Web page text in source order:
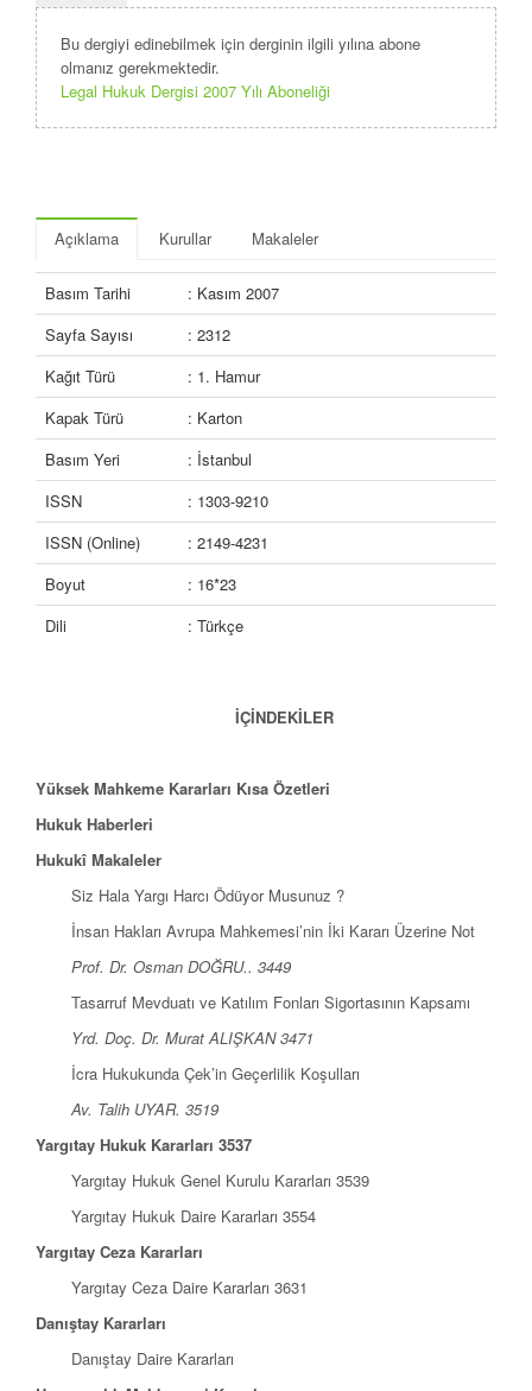
Bu dergiyi edinebilmek için derginin ilgili yılına abone
olmanız gerekmektedir.
Legal Hukuk Dergisi 2007 Yılı Aboneliği
Açıklama Kurullar Makaleler
Basım Tarihi
: Kasım 2007
Sayfa Sayısı
: 2312
Kağıt Türü
: 1. Hamur
Kapak Türü
: Karton
Basım Yeri
: İstanbul
ISSN
: 1303-9210
ISSN (Online)
: 2149-4231
Boyut
: 16*23
Dili
: Türkçe
İÇİNDEKİLER
Yüksek Mahkeme Kararları Kısa Özetleri
Hukuk Haberleri
Hukukî Makaleler
Siz Hala Yargı Harcı Ödüyor Musunuz ?
İnsan Hakları Avrupa Mahkemesi’nin İki Kararı Üzerine Not
Prof. Dr. Osman DOĞRU.. 3449
Tasarruf Mevduatı ve Katılım Fonları Sigortasının Kapsamı
Yrd. Doç. Dr. Murat ALIŞKAN 3471
İcra Hukukunda Çek’in Geçerlilik Koşulları
Av. Talih UYAR. 3519
Yargıtay Hukuk Kararları 3537
Yargıtay Hukuk Genel Kurulu Kararları 3539
Yargıtay Hukuk Daire Kararları 3554
Yargıtay Ceza Kararları
Yargıtay Ceza Daire Kararları 3631
Danıştay Kararları
Danıştay Daire Kararları